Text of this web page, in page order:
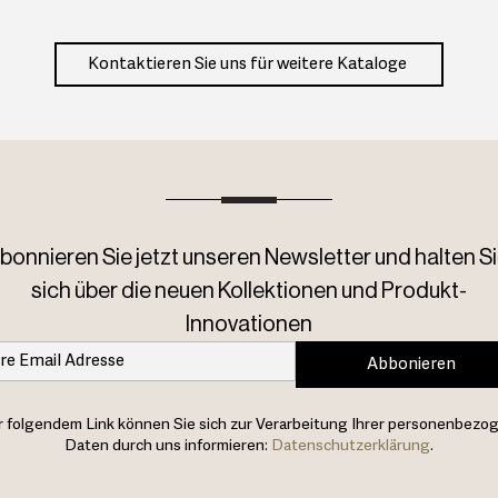
Kontaktieren Sie uns für weitere Kataloge
Sie jetzt unseren Newsletter und halten
sich über die neuen Kollektionen und Produkt-
Innovationen
Abbonieren
folgendem Link können Sie sich zur Verarbeitung Ihrer
Daten durch uns informieren: Datenschutzerklärung.